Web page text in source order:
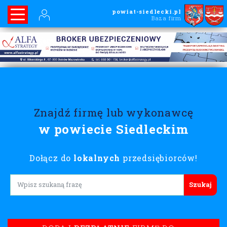
powiat-siedlecki.pl
Baza firm
Znajdź firmę lub wykonawcę
w powiecie Siedleckim
Dołącz do lokalnych przedsiębiorców!
Lorem ipsum